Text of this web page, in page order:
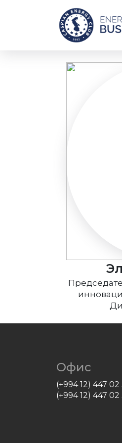
Офис
(+994 12) 447 02
(+994 12) 447 02